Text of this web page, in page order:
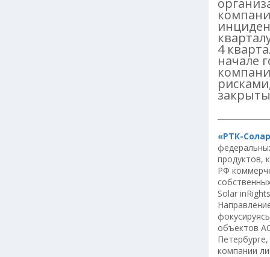
4
начале
«РТК-
продуктов,
РФ
Solar
объектов
компании